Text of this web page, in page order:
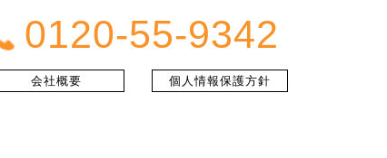
0120-55-9342
会社概要 個人情報保護方針